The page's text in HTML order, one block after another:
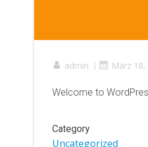
admin | März 18,
Welcome to
Category
Uncategorized